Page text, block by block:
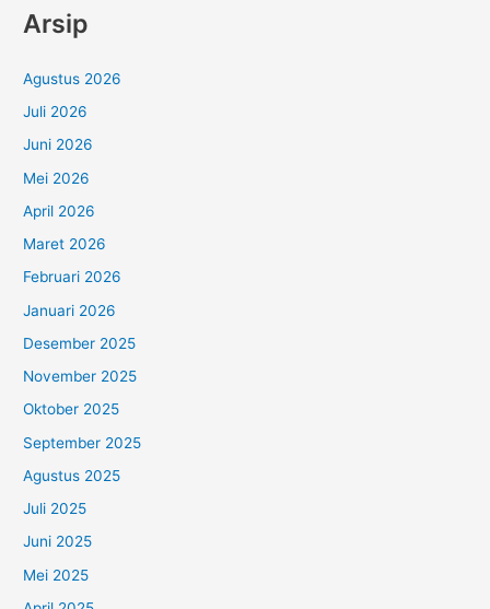
Arsip
Agustus 2026
Juli 2026
Juni 2026
Mei 2026
April 2026
Maret 2026
Februari 2026
Januari 2026
Desember 2025
November 2025
Oktober 2025
September 2025
Agustus 2025
Juli 2025
Juni 2025
Mei 2025